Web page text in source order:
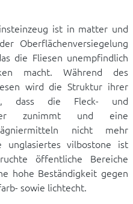
ist in matter und
Oberflächenversiegelung
die Fliesen unempfindlich
macht. Während des
wird die Struktur ihrer
dass die Fleck- und
zunimmt und eine
nicht mehr
unglasiertes vilbostone ist
öffentliche Bereiche
hohe Beständigkeit gegen
sowie lichtecht.